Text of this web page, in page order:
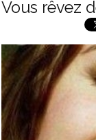
Vous rêvez